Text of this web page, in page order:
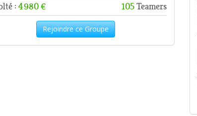
: 4 980 € 105Teamers
Rejoindre ce Groupe